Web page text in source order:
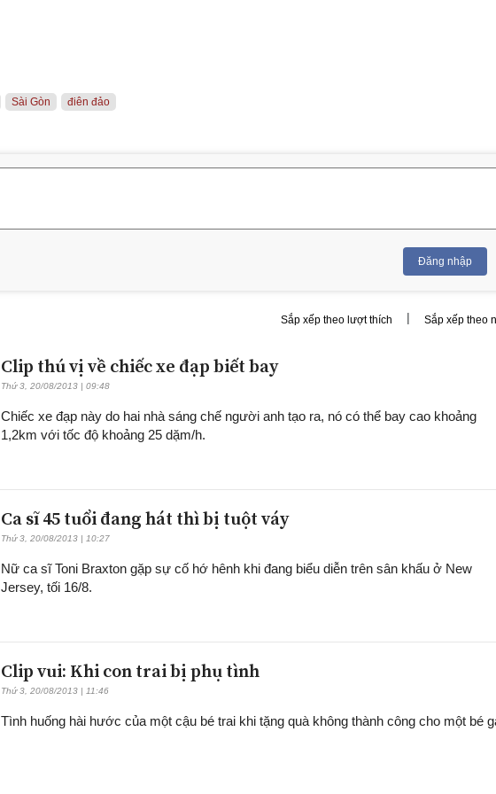
Sài Gòn điên đảo
Đăng nhập
Sắp xếp theo lượt thích | Sắp xếp theo
Clip thú vị về chiếc xe đạp biết bay
Thứ 3, 20/08/2013 | 09:48
Chiếc xe đạp này do hai nhà sáng chế người anh tạo ra, nó có thể bay cao khoảng
1,2km với tốc độ khoảng 25 dặm/h.
Ca sĩ 45 tuổi đang hát thì bị tuột váy
Thứ 3, 20/08/2013 | 10:27
Nữ ca sĩ Toni Braxton gặp sự cố hớ hênh khi đang biểu diễn trên sân khấu ở New
Jersey, tối 16/8.
Clip vui: Khi con trai bị phụ tình
Thứ 3, 20/08/2013 | 11:46
Tình huống hài hước của một cậu bé trai khi tặng quà không thành công cho một bé